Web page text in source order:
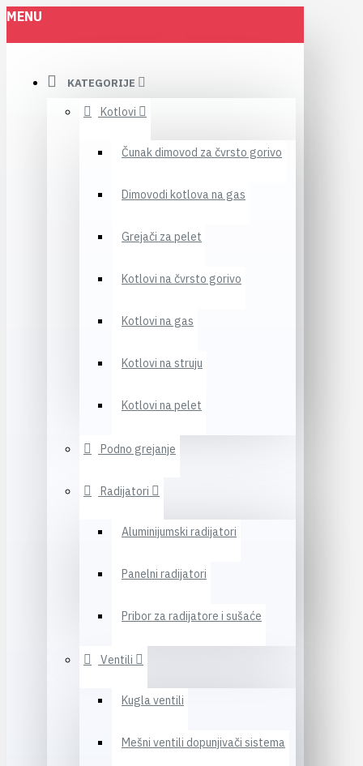
MENU
KATEGORIJE
Kotlovi
Čunak dimovod za čvrsto gorivo
Dimovodi kotlova na gas
Grejači za pelet
Kotlovi na čvrsto gorivo
Kotlovi na gas
Kotlovi na struju
Kotlovi na pelet
Podno grejanje
Radijatori
Aluminijumski radijatori
Panelni radijatori
Pribor za radijatore i sušaće
Ventili
Kugla ventili
Mešni ventili dopunjivači sistema